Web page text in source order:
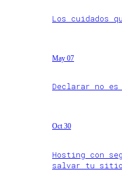
Los cuidados
May 07
Declarar no es
Oct 30
Hosting con
salvar tu sitio